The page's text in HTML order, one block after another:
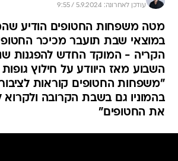
עודכן לאחרונה: 5.9.2024 / 9:55
מטה משפחות החטופים הודיע
במוצאי שבת תועבר מכיכר
הקריה - המוקד החדש להפגנות
השבוע מאז היוודע על חילוץ
"משפחות החטופים קוראות
בהמוניו גם בשבת הקרובה
את החטופים"